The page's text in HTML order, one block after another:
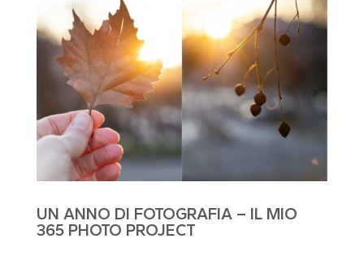
UN ANNO DI FOTOGRAFIA – IL MIO
365 PHOTO PROJECT